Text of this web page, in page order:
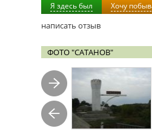
Я здесь был Хочу
написать отзыв
ФОТО "САТАНОВ"